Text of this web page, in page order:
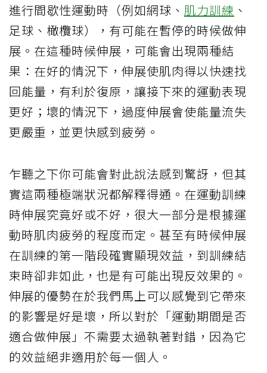
進行間歇性運動時（例如網球、 肌力訓練 、
足球、橄欖球），有可能在暫停的時候做伸
展。在這種時候伸展，可能會出現兩種結
果：在好的情況下，伸展使肌肉得以快速找
回能量，有利於復原，讓接下來的運動表現
更好；壞的情況下，過度伸展會使能量流失
更嚴重，並更快感到疲勞。
乍聽之下你可能會對此說法感到驚訝，但其
實這兩種極端狀況都解釋得通。在運動訓練
時伸展究竟好或不好，很大一部分是根據運
動時肌肉疲勞的程度而定。甚至有時候伸展
在訓練的第一階段確實顯現效益，到訓練結
束時卻非如此，也是有可能出現反效果的。
伸展的優勢在於我們馬上可以感覺到它帶來
的影響是好是壞，所以對於「運動期間是否
適合做伸展」不需要太過執著對錯，因為它
的效益絕非適用於每一個人。